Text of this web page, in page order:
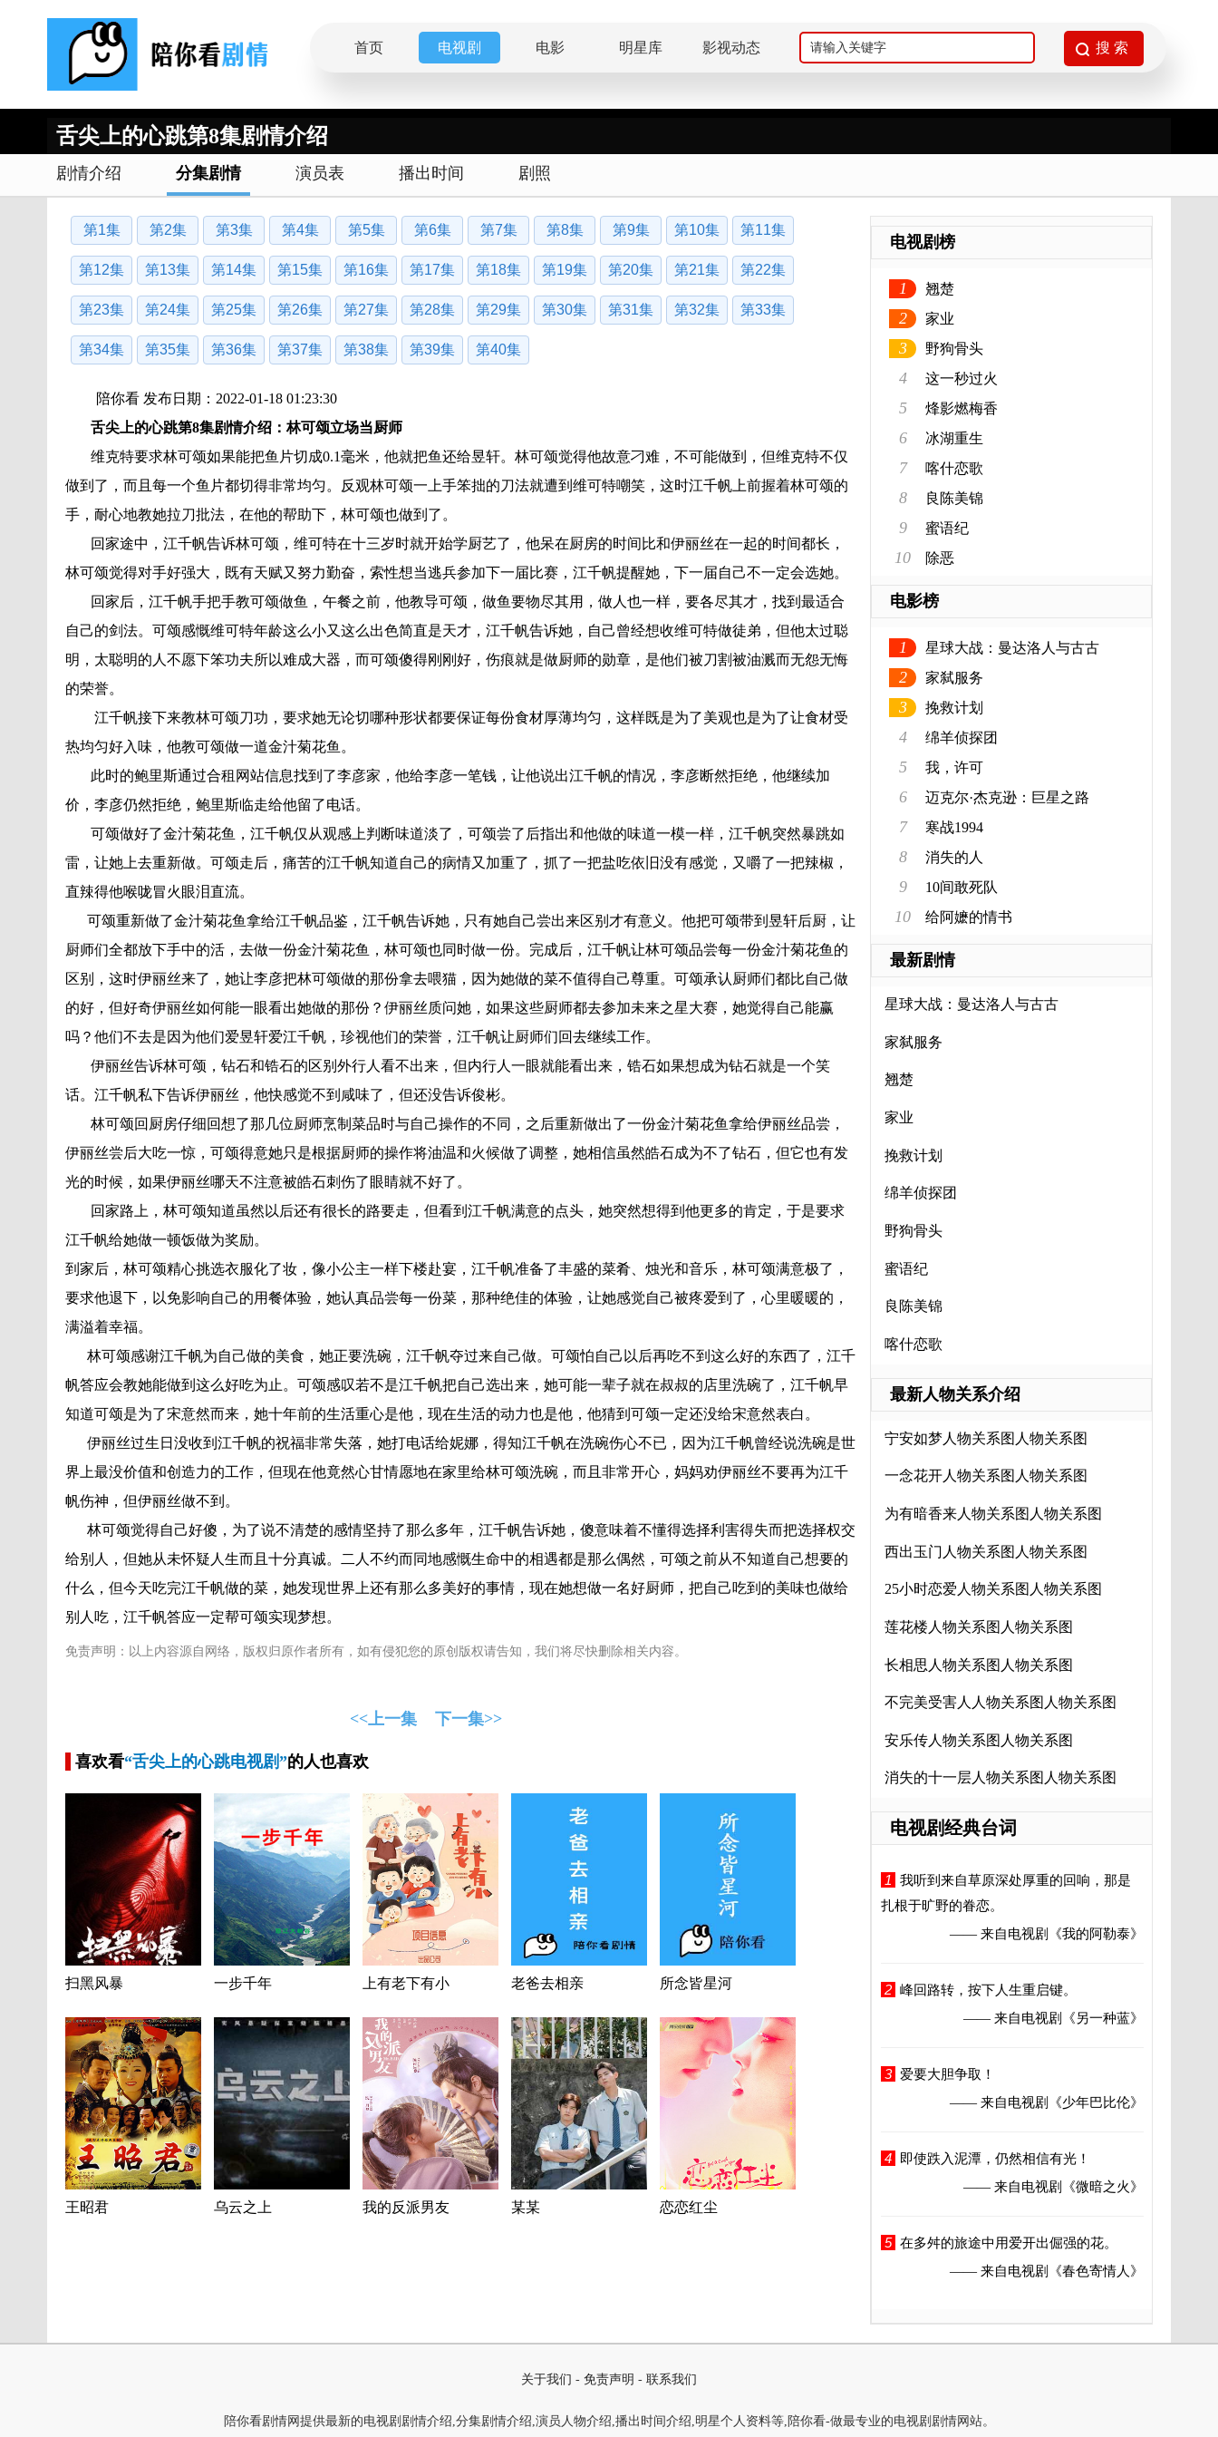
首页 电视剧 电影 明星库 影视动态
舌尖上的心跳第8集剧情介绍
剧情介绍 分集剧情 演员表 播出时间 剧照
第1集 第2集 第3集 第4集 第5集 第6集 第7集 第8集 第9集 第10集 第11集
第12集 第13集 第14集 第15集 第16集 第17集 第18集 第19集 第20集 第21集 第22集
第23集 第24集 第25集 第26集 第27集 第28集 第29集 第30集 第31集 第32集 第33集
第34集 第35集 第36集 第37集 第38集 第39集 第40集
陪你看 发布日期：2022-01-18 01:23:30
舌尖上的心跳第8集剧情介绍：林可颂立场当厨师
维克特要求林可颂如果能把鱼片切成0.1毫米，他就把鱼还给昱轩。林可颂觉得他故意刁难，不可能做到，但维克特不仅
做到了，而且每一个鱼片都切得非常均匀。反观林可颂一上手笨拙的刀法就遭到维可特嘲笑，这时江千帆上前握着林可颂的
手，耐心地教她拉刀批法，在他的帮助下，林可颂也做到了。
回家途中，江千帆告诉林可颂，维可特在十三岁时就开始学厨艺了，他呆在厨房的时间比和伊丽丝在一起的时间都长，
林可颂觉得对手好强大，既有天赋又努力勤奋，索性想当逃兵参加下一届比赛，江千帆提醒她，下一届自己不一定会选她。
回家后，江千帆手把手教可颂做鱼，午餐之前，他教导可颂，做鱼要物尽其用，做人也一样，要各尽其才，找到最适合
自己的剑法。可颂感慨维可特年龄这么小又这么出色简直是天才，江千帆告诉她，自己曾经想收维可特做徒弟，但他太过聪
明，太聪明的人不愿下笨功夫所以难成大器，而可颂傻得刚刚好，伤痕就是做厨师的勋章，是他们被刀割被油溅而无怨无悔
的荣誉。
江千帆接下来教林可颂刀功，要求她无论切哪种形状都要保证每份食材厚薄均匀，这样既是为了美观也是为了让食材受
热均匀好入味，他教可颂做一道金汁菊花鱼。
此时的鲍里斯通过合租网站信息找到了李彦家，他给李彦一笔钱，让他说出江千帆的情况，李彦断然拒绝，他继续加
价，李彦仍然拒绝，鲍里斯临走给他留了电话。
可颂做好了金汁菊花鱼，江千帆仅从观感上判断味道淡了，可颂尝了后指出和他做的味道一模一样，江千帆突然暴跳如
雷，让她上去重新做。可颂走后，痛苦的江千帆知道自己的病情又加重了，抓了一把盐吃依旧没有感觉，又嚼了一把辣椒，
直辣得他喉咙冒火眼泪直流。
可颂重新做了金汁菊花鱼拿给江千帆品鉴，江千帆告诉她，只有她自己尝出来区别才有意义。他把可颂带到昱轩后厨，让
厨师们全都放下手中的活，去做一份金汁菊花鱼，林可颂也同时做一份。完成后，江千帆让林可颂品尝每一份金汁菊花鱼的
区别，这时伊丽丝来了，她让李彦把林可颂做的那份拿去喂猫，因为她做的菜不值得自己尊重。可颂承认厨师们都比自己做
的好，但好奇伊丽丝如何能一眼看出她做的那份？伊丽丝质问她，如果这些厨师都去参加未来之星大赛，她觉得自己能赢
吗？他们不去是因为他们爱昱轩爱江千帆，珍视他们的荣誉，江千帆让厨师们回去继续工作。
伊丽丝告诉林可颂，钻石和锆石的区别外行人看不出来，但内行人一眼就能看出来，锆石如果想成为钻石就是一个笑
话。江千帆私下告诉伊丽丝，他快感觉不到咸味了，但还没告诉俊彬。
林可颂回厨房仔细回想了那几位厨师烹制菜品时与自己操作的不同，之后重新做出了一份金汁菊花鱼拿给伊丽丝品尝，
伊丽丝尝后大吃一惊，可颂得意她只是根据厨师的操作将油温和火候做了调整，她相信虽然皓石成为不了钻石，但它也有发
光的时候，如果伊丽丝哪天不注意被皓石刺伤了眼睛就不好了。
回家路上，林可颂知道虽然以后还有很长的路要走，但看到江千帆满意的点头，她突然想得到他更多的肯定，于是要求
江千帆给她做一顿饭做为奖励。
到家后，林可颂精心挑选衣服化了妆，像小公主一样下楼赴宴，江千帆准备了丰盛的菜肴、烛光和音乐，林可颂满意极了，
要求他退下，以免影响自己的用餐体验，她认真品尝每一份菜，那种绝佳的体验，让她感觉自己被疼爱到了，心里暖暖的，
满溢着幸福。
林可颂感谢江千帆为自己做的美食，她正要洗碗，江千帆夺过来自己做。可颂怕自己以后再吃不到这么好的东西了，江千
帆答应会教她能做到这么好吃为止。可颂感叹若不是江千帆把自己选出来，她可能一辈子就在叔叔的店里洗碗了，江千帆早
知道可颂是为了宋意然而来，她十年前的生活重心是他，现在生活的动力也是他，他猜到可颂一定还没给宋意然表白。
伊丽丝过生日没收到江千帆的祝福非常失落，她打电话给妮娜，得知江千帆在洗碗伤心不已，因为江千帆曾经说洗碗是世
界上最没价值和创造力的工作，但现在他竟然心甘情愿地在家里给林可颂洗碗，而且非常开心，妈妈劝伊丽丝不要再为江千
帆伤神，但伊丽丝做不到。
林可颂觉得自己好傻，为了说不清楚的感情坚持了那么多年，江千帆告诉她，傻意味着不懂得选择利害得失而把选择权交
给别人，但她从未怀疑人生而且十分真诚。二人不约而同地感慨生命中的相遇都是那么偶然，可颂之前从不知道自己想要的
什么，但今天吃完江千帆做的菜，她发现世界上还有那么多美好的事情，现在她想做一名好厨师，把自己吃到的美味也做给
别人吃，江千帆答应一定帮可颂实现梦想。
免责声明：以上内容源自网络，版权归原作者所有，如有侵犯您的原创版权请告知，我们将尽快删除相关内容。
<<上一集 下一集>>
喜欢看“舌尖上的心跳电视剧”的人也喜欢
扫黑风暴 一步千年 上有老下有小 老爸去相亲 所念皆星河
王昭君 乌云之上 我的反派男友 某某 恋恋红尘
电视剧榜
1 翘楚
2 家业
3 野狗骨头
4 这一秒过火
5 烽影燃梅香
6 冰湖重生
7 喀什恋歌
8 良陈美锦
9 蜜语纪
10 除恶
电影榜
1 星球大战：曼达洛人与古古
2 家弑服务
3 挽救计划
4 绵羊侦探团
5 我，许可
6 迈克尔·杰克逊：巨星之路
7 寒战1994
8 消失的人
9 10间敢死队
10 给阿嬷的情书
最新剧情
星球大战：曼达洛人与古古
家弑服务
翘楚
家业
挽救计划
绵羊侦探团
野狗骨头
蜜语纪
良陈美锦
喀什恋歌
最新人物关系介绍
宁安如梦人物关系图人物关系图
一念花开人物关系图人物关系图
为有暗香来人物关系图人物关系图
西出玉门人物关系图人物关系图
25小时恋爱人物关系图人物关系图
莲花楼人物关系图人物关系图
长相思人物关系图人物关系图
不完美受害人人物关系图人物关系图
安乐传人物关系图人物关系图
消失的十一层人物关系图人物关系图
电视剧经典台词
1
我听到来自草原深处厚重的回响，那是
扎根于旷野的眷恋。
—— 来自电视剧
《我的阿勒泰》
2 峰回路转，按下人生重启键。
—— 来自电视剧
《另一种蓝》
3
爱要大胆争取！
—— 来自电视剧
《少年巴比伦》
4
即使跌入泥潭，仍然相信有光！
—— 来自电视剧
《微暗之火》
5 在多舛的旅途中用爱开出倔强的花。
—— 来自电视剧
《春色寄情人》
关于我们 - 免责声明 - 联系我们
陪你看剧情网提供最新的电视剧剧情介绍,分集剧情介绍,演员人物介绍,播出时间介绍,明星个人资料等,陪你看-做最专业的电视剧剧情网站。